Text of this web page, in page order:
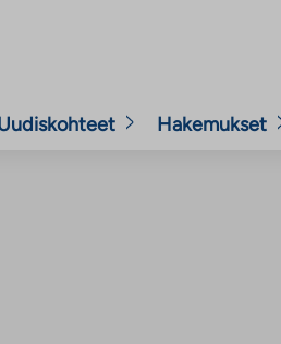
Hakemukset